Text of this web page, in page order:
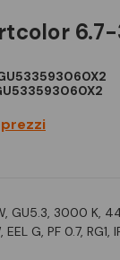
GU5.3, 3000 K,
G, PF 0.7, RG1,